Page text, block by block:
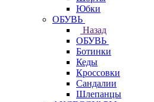
Юбки
ОБУВЬ
Назад
ОБУВЬ
Ботинки
Кеды
Кроссовки
Сандалии
Шлепанцы